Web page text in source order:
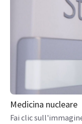
Medicina nucleare
Fai clic